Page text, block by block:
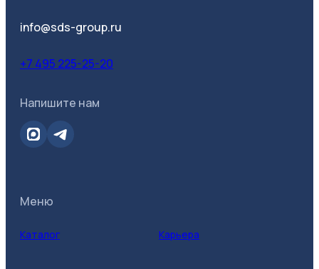
info@sds-group.ru
+7 495 225-25-20
Напишите нам
Меню
Каталог Карьера